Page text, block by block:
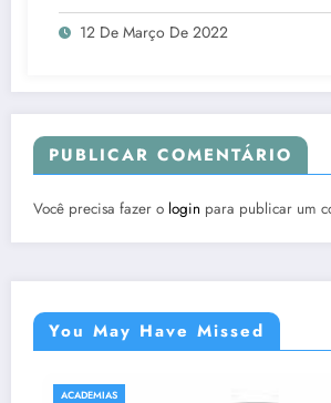
12 De Março De 2022
PUBLICAR COMENTÁRIO
Você precisa fazer o login para publicar um
You May Have Missed
ACADEMIAS